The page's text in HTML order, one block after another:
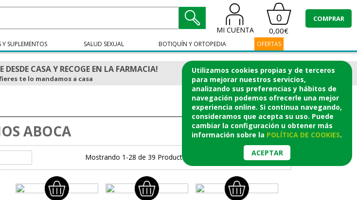
Utilizamos cookies propias y de terceros
para mejorar nuestros servicios,
analizando sus preferencias y hábitos de
navegación podemos ofrecerle una mejor
experiencia online. Si continua navegando,
consideramos que acepta su uso. Puede
cambiar la configuración u obtener más
información sobre la POLÍTICA DE COOKIES.
ACEPTAR
MI CUENTA
0
0,00€
COMPRAR
SUPLEMENTOS SALUD SEXUAL BOTIQUÍN Y ORTOPEDIA OFERTAS
CASA Y RECOGE EN LA FARMACIA!
te lo mandamos a casa
ABOCA
Mostrando 1-28 de 39 Productos. Página 1/2 > >|